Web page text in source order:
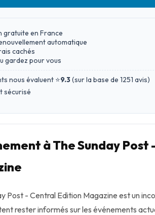
gratuite en France
automatique
cachés
gardez pour vous
nous évaluent ⭐9.3(sur la base de 1251 avis)
sécurisé
à The Sunday
Post - Central Edition Magazine est un
rester informés sur les événements